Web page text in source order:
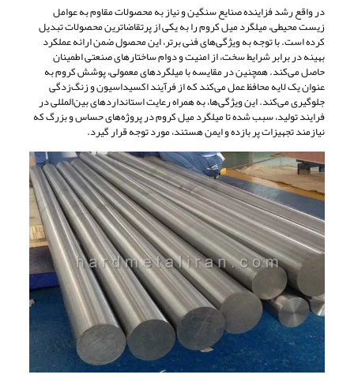
در واقع رشد فزاینده صنایع سنگین و نیاز به محصولات مقاوم به عوامل
زیست محیطی، میلگرد میل کروم را به یکی از پرتقاضاترین محصولات تبدیل
کرده است. با توجه به ویژگی‌های فنی برتر، این محصول ضمن ارائه عملکرد
بهینه در برابر شرایط سخت، از امنیت و دوام ساختارهای صنعتی اطمینان
حاصل می‌کند. همچنین در مقایسه با میلگردهای معمولی، پوشش کروم به
عنوان یک لایه محافظ عمل می‌کند که از فرآیند اکسیداسیون و زنگ‌زدگی
جلوگیری می‌کند. این ویژگی‌ها، به همراه رعایت استانداردهای بین‌المللی در
فرایند تولید، سبب شده تا میلگرد میل کروم در پروژه‌های حساس و بزرگ که
نیازمند تجهیزات پر بازده و ایمن هستند، مورد توجه قرار گیرد.